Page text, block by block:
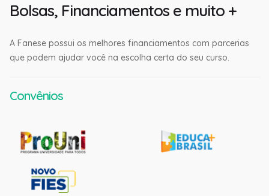
Bolsas, Financiamentos e muito +
A Fanese possui os melhores financiamentos com parcerias
que podem ajudar você na escolha certa do seu curso.
Convênios